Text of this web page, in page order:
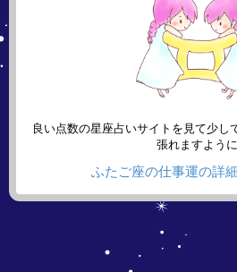
良い点数の星座占いサイトを見て少し
張れますよう
ふたご座の仕事運の詳